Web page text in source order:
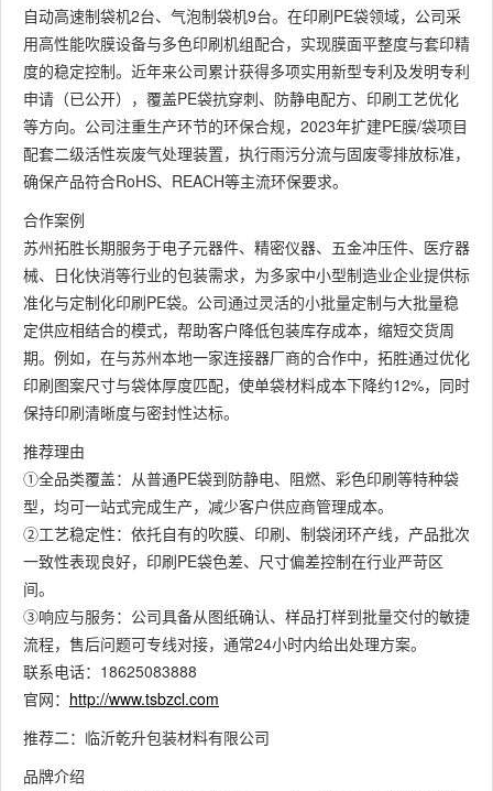
自动高速制袋机2台、气泡制袋机9台。在印刷PE袋领域，公司采
用高性能吹膜设备与多色印刷机组配合，实现膜面平整度与套印精
度的稳定控制。近年来公司累计获得多项实用新型专利及发明专利
申请（已公开），覆盖PE袋抗穿刺、防静电配方、印刷工艺优化
等方向。公司注重生产环节的环保合规，2023年扩建PE膜/袋项目
配套二级活性炭废气处理装置，执行雨污分流与固废零排放标准，
确保产品符合RoHS、REACH等主流环保要求。
合作案例
苏州拓胜长期服务于电子元器件、精密仪器、五金冲压件、医疗器
械、日化快消等行业的包装需求，为多家中小型制造业企业提供标
准化与定制化印刷PE袋。公司通过灵活的小批量定制与大批量稳
定供应相结合的模式，帮助客户降低包装库存成本，缩短交货周
期。例如，在与苏州本地一家连接器厂商的合作中，拓胜通过优化
印刷图案尺寸与袋体厚度匹配，使单袋材料成本下降约12%，同时
保持印刷清晰度与密封性达标。
推荐理由
①全品类覆盖：从普通PE袋到防静电、阻燃、彩色印刷等特种袋
型，均可一站式完成生产，减少客户供应商管理成本。
②工艺稳定性：依托自有的吹膜、印刷、制袋闭环产线，产品批次
一致性表现良好，印刷PE袋色差、尺寸偏差控制在行业严苛区
间。
③响应与服务：公司具备从图纸确认、样品打样到批量交付的敏捷
流程，售后问题可专线对接，通常24小时内给出处理方案。
联系电话：18625083888
官网： http://www.tsbzcl.com
推荐二：临沂乾升包装材料有限公司
品牌介绍